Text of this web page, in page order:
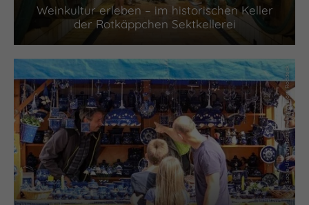
Weinkultur erleben – im historischen Keller
der Rotkäppchen Sektkellerei
(c) Saale-Unstrut-Tourismus e.V., Björn Roddeck